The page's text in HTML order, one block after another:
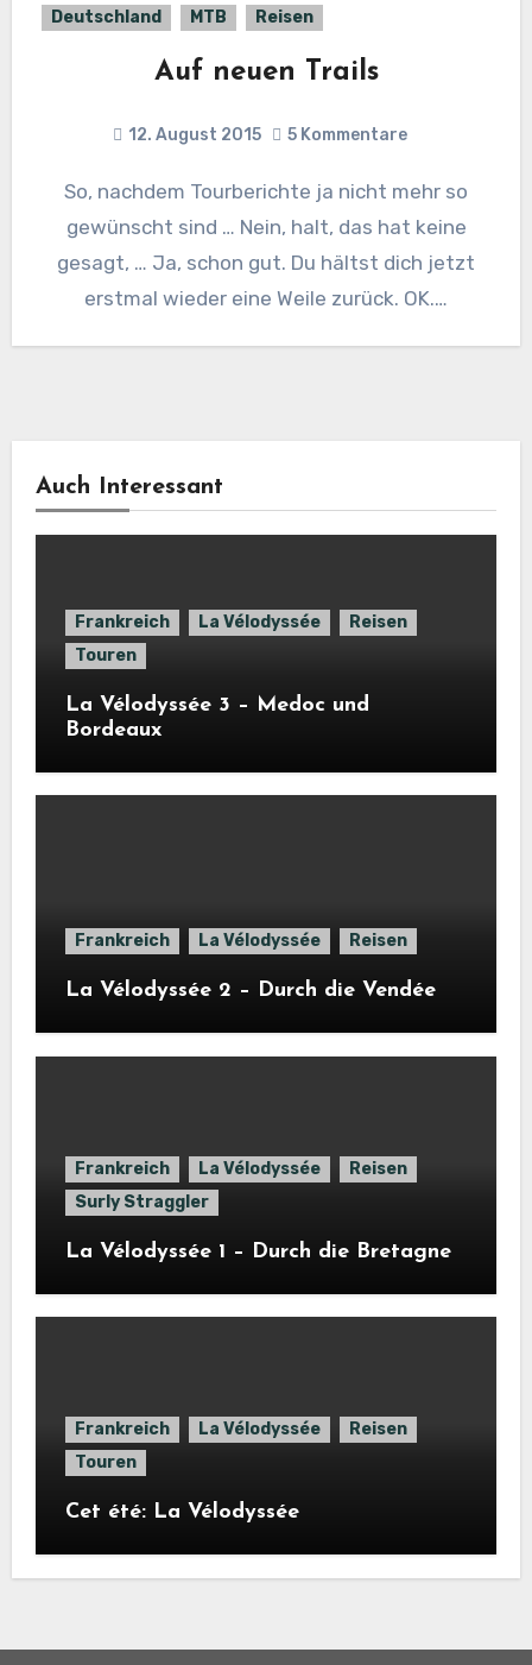
Deutschland MTB Reisen
Auf neuen Trails
12. August 2015 5 Kommentare
So, nachdem Tourberichte ja nicht mehr so
gewünscht sind … Nein, halt, das hat keine
gesagt, … Ja, schon gut. Du hältst dich jetzt
erstmal wieder eine Weile zurück. OK.…
Auch Interessant
Frankreich La Vélodyssée
Reisen
Touren
La Vélodyssée 3 – Medoc und
Bordeaux
Frankreich La Vélodyssée Reisen
La Vélodyssée 2 – Durch die Vendée
Frankreich La Vélodyssée
Reisen
Surly Straggler
La Vélodyssée 1 – Durch die Bretagne
Frankreich La Vélodyssée
Reisen
Touren
Cet été: La Vélodyssée